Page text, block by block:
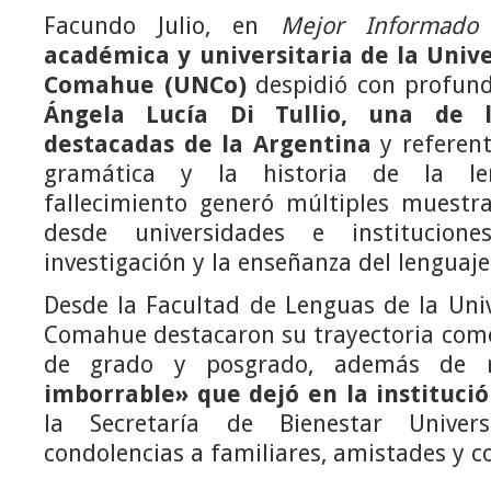
Facundo Julio, en Mejor Informado
académica y universitaria de la
Comahue (UNCo)despidió con
Ángela Lucía Di Tullio, una de
destacadas de la Argentina y
gramática y la historia de la
fallecimiento generó múltiples
desde universidades e
investigación y la enseñanza del
Desde la Facultad de Lenguas de la
Comahue destacaron su trayectoria
de grado y posgrado, además
imborrable» que dejó en la
la Secretaría de Bienestar
condolencias a familiares, amistades y